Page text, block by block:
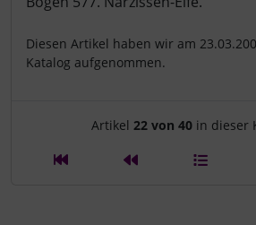
Diesen Artikel haben wir am
Katalog aufgenommen.
Artikel 22 von 40 in dieser